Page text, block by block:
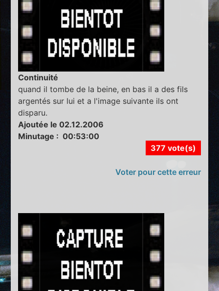
Continuité
quand il tombe de la beine, en bas il a des fils
argentés sur lui et a l'image suivante ils ont
disparu.
Ajoutée le 02.12.2006
Minutage : 00:53:00
377 vote(s)
Voter pour cette erreur